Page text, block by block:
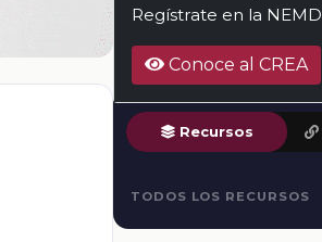
Regístrate en la NEMD
Conoce al CREA
Recursos
TODOS LOS RECURSOS